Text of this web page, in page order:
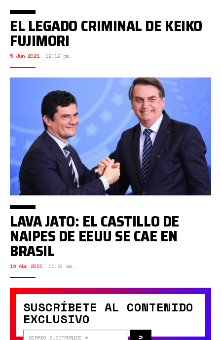
EL LEGADO CRIMINAL DE KEIKO
FUJIMORI
5 Jun 2021, 12:19 pm.
SUSCRÍBETE AL CONTENIDO
EXCLUSIVO
>
LAVA JATO: EL CASTILLO DE
NAIPES DE EEUU SE CAE EN
BRASIL
19 Abr 2021, 11:24 am.